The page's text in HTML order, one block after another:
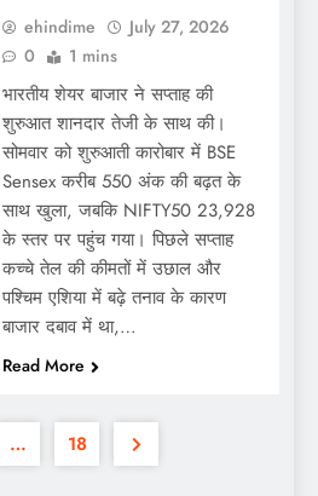
ehindime
July 27, 2026
0
1 mins
भारतीय शेयर बाजार ने सप्ताह की
शुरुआत शानदार तेजी के साथ की।
सोमवार को शुरुआती कारोबार में BSE
Sensex करीब 550 अंक की बढ़त के
साथ खुला, जबकि NIFTY50 23,928
के स्तर पर पहुंच गया। पिछले सप्ताह
कच्चे तेल की कीमतों में उछाल और
पश्चिम एशिया में बढ़े तनाव के कारण
बाजार दबाव में था,…
Read More
… 18